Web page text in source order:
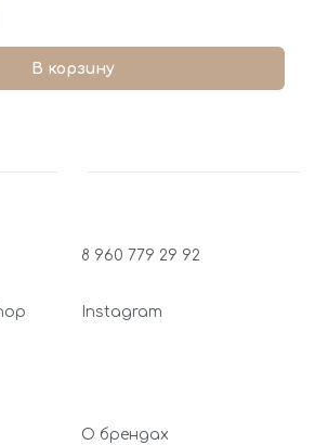
В корзину
8 960 779 29 92
Instagram
О брендах